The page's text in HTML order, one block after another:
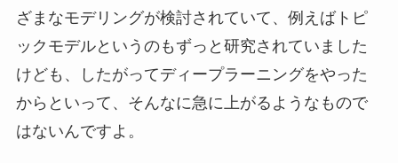
ざまなモデリングが検討されていて、例えばトピ
ックモデルというのもずっと研究されていました
けども、したがってディープラーニングをやった
からといって、そんなに急に上がるようなもので
はないんですよ。